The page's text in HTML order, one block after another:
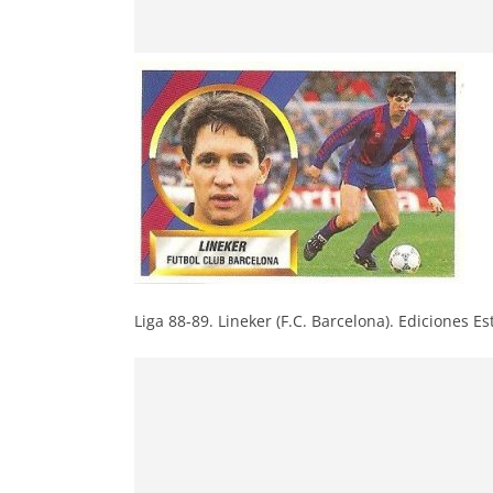
Liga 88-89. Lineker (F.C. Barcelona). Ediciones